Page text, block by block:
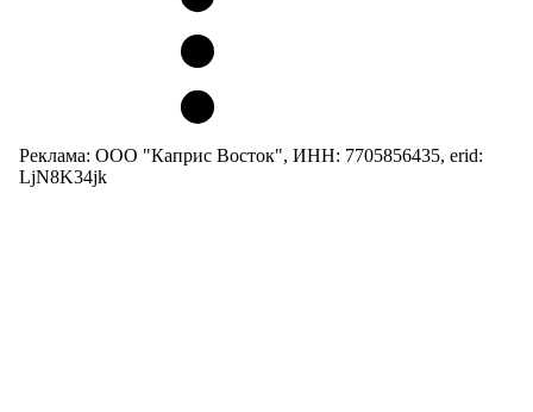
Реклама: ООО "Каприс Восток", ИНН: 7705856435, erid:
LjN8K34jk